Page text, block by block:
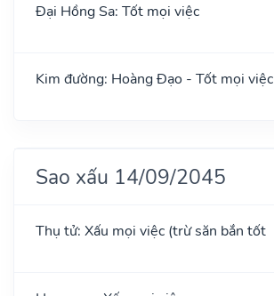
Đại Hồng Sa: Tốt mọi việc
Kim đường: Hoàng Đạo - Tốt mọi việc
Sao xấu 14/09/2045
Thụ tử: Xấu mọi việc (trừ săn bắn tốt